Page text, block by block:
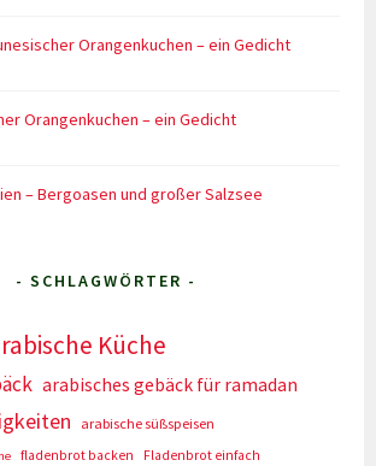
Orangenkuchen – ein Gedicht
Orangenkuchen – ein Gedicht
– Bergoasen und großer Salzsee
- SCHLAGWÖRTER -
Küche
arabisches gebäck für ramadan
arabische süßspeisen
fladenbrot backen
Fladenbrot einfach